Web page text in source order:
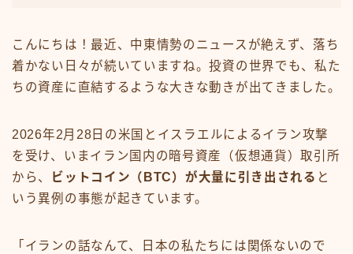
こんにちは！最近、中東情勢のニュースが絶えず、落ち
着かない日々が続いていますね。投資の世界でも、私た
ちの資産に直結するような大きな動きが出てきました。
2026年2月28日の米国とイスラエルによるイラン攻撃
を受け、いまイラン国内の暗号資産（仮想通貨）取引所
から、
ビットコイン（BTC）が大量に引き出される と
いう異例の事態が起きています。
「イランの話なんて、日本の私たちには関係ないので